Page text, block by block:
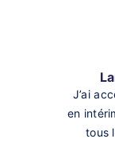
J’ai
en
tous